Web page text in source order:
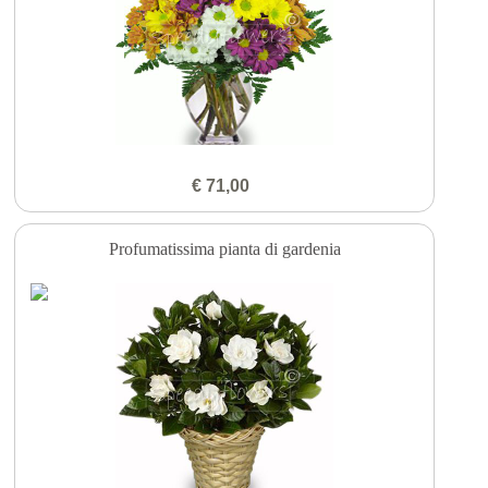
€ 71,00
Profumatissima pianta di gardenia